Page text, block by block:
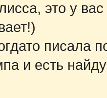
это у
писала
и есть